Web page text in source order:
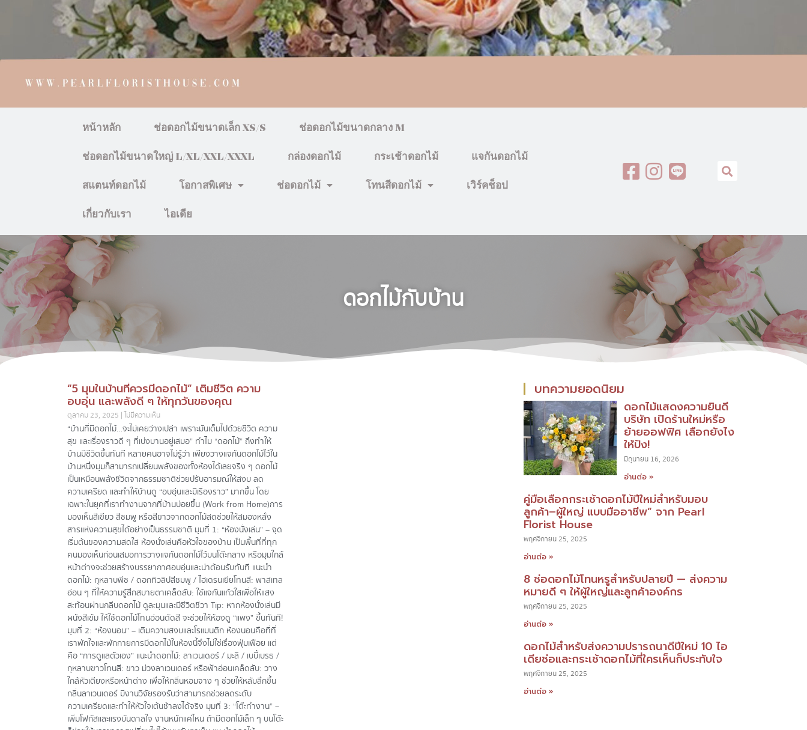
หน้าหลัก ช่อดอกไม้ขนาดเล็ก XS/S ช่อดอกไม้ขนาดกลาง M
ช่อดอกไม้ขนาดใหญ่ L/XL/XXL/XXXL กล่องดอกไม้ กระเช้าดอกไม้ แจกันดอกไม้
สแตนท์ดอกไม้ โอกาสพิเศษ ช่อดอกไม้ โทนสีดอกไม้ เวิร์คช็อป
เกี่ยวกับเรา ไอเดีย
ดอกไม้กับบ้าน
“5 มุมในบ้านที่ควรมีดอกไม้” เติมชีวิต ความ
อบอุ่น และพลังดี ๆ ให้ทุกวันของคุณ
ตุลาคม 23, 2025 ไม่มีความเห็น
“บ้านที่มีดอกไม้…จะไม่เคยว่างเปล่า เพราะมันเต็มไปด้วยชีวิต ความ
สุข และเรื่องราวดี ๆ ที่เบ่งบานอยู่เสมอ” ทำไม “ดอกไม้” ถึงทำให้
บ้านมีชีวิตขึ้นทันที หลายคนอาจไม่รู้ว่า เพียงวางแจกันดอกไม้ไว้ใน
บ้านหนึ่งมุมก็สามารถเปลี่ยนพลังของทั้งห้องได้เลยจริง ๆ ดอกไม้
เป็นเหมือนพลังชีวิตจากธรรมชาติช่วยปรับอารมณ์ให้สงบ ลด
ความเครียด และทำให้บ้านดู “อบอุ่นและมีเรื่องราว” มากขึ้น โดย
เฉพาะในยุคที่เราทำงานจากที่บ้านบ่อยขึ้น (Work from Home)การ
มองเห็นสีเขียว สีชมพู หรือสีขาวจากดอกไม้สดช่วยให้สมองหลั่ง
สารแห่งความสุขได้อย่างเป็นธรรมชาติ มุมที่ 1: “ห้องนั่งเล่น” – จุด
เริ่มต้นของความสดใส ห้องนั่งเล่นคือหัวใจของบ้าน เป็นพื้นที่ที่ทุก
คนมองเห็นก่อนเสมอการวางแจกันดอกไม้ไว้บนโต๊ะกลาง หรือมุมใกล้
หน้าต่างจะช่วยสร้างบรรยากาศอบอุ่นและน่าต้อนรับทันที แนะนำ
ดอกไม้: กุหลาบพีช / ดอกทิวลิปสีชมพู / ไฮเดรนเยียโทนสี: พาสเทล
อ่อน ๆ ที่ให้ความรู้สึกสบายตาเคล็ดลับ: ใช้แจกันแก้วใสเพื่อให้แสง
สะท้อนผ่านกลีบดอกไม้ ดูละมุนและมีชีวิตชีวา Tip: หากห้องนั่งเล่นมี
ผนังสีเข้ม ให้ใช้ดอกไม้โทนอ่อนตัดสี จะช่วยให้ห้องดู “แพง” ขึ้นทันที!
มุมที่ 2: “ห้องนอน” – เติมความสงบและโรแมนติก ห้องนอนคือที่ที่
เราพักใจและพักกายการมีดอกไม้ในห้องนี้จึงไม่ใช่เรื่องฟุ่มเฟือย แต่
คือ “การดูแลตัวเอง” แนะนำดอกไม้: ลาเวนเดอร์ / มะลิ / เบบี้เบรธ /
กุหลาบขาวโทนสี: ขาว ม่วงลาเวนเดอร์ หรือฟ้าอ่อนเคล็ดลับ: วาง
ใกล้หัวเตียงหรือหน้าต่าง เพื่อให้กลิ่นหอมจาง ๆ ช่วยให้หลับลึกขึ้น
กลิ่นลาเวนเดอร์ มีงานวิจัยรองรับว่าสามารถช่วยลดระดับ
ความเครียดและทำให้หัวใจเต้นช้าลงได้จริง มุมที่ 3: “โต๊ะทำงาน” –
เพิ่มโฟกัสและแรงบันดาลใจ งานหนักแค่ไหน ถ้ามีดอกไม้เล็ก ๆ บนโต๊ะ
บทความยอดนิยม
ดอกไม้แสดงความยินดี
บริษัท เปิดร้านใหม่หรือ
ย้ายออฟฟิศ เลือกยังไง
ให้ปัง!
มิถุนายน 16, 2026
อ่านต่อ »
คู่มือเลือกกระเช้าดอกไม้ปีใหม่สำหรับมอบ
ลูกค้า–ผู้ใหญ่ แบบมืออาชีพ” จาก Pearl
Florist House
พฤศจิกายน 25, 2025
อ่านต่อ »
8 ช่อดอกไม้โทนหรูสำหรับปลายปี — ส่งความ
หมายดี ๆ ให้ผู้ใหญ่และลูกค้าองค์กร
พฤศจิกายน 25, 2025
อ่านต่อ »
ดอกไม้สำหรับส่งความปรารถนาดีปีใหม่ 10 ไอ
เดียช่อและกระเช้าดอกไม้ที่ใครเห็นก็ประทับใจ
พฤศจิกายน 25, 2025
อ่านต่อ »